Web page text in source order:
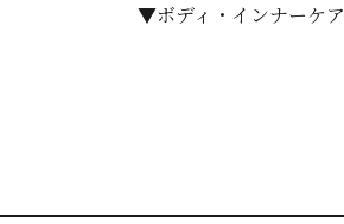
▼ボディ・インナーケア